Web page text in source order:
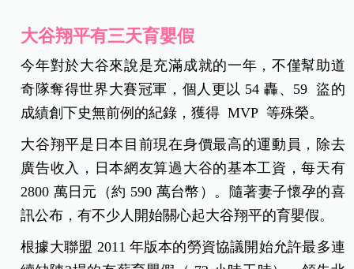
大谷翔平有三天育嬰假
今年對於大谷來說是充滿成就的一年，不僅幫助道
奇隊奪得世界大賽冠軍，個人更以 54 轟、59 盜的
成績創下史無前例的紀錄，獲得 MVP 等殊榮。
大谷翔平是日本目前現在身價最高的運動員，除去
廣告收入，日本網友算過大谷的基本工資，每天有
2800 萬日元（約 590 萬台幣）。隨著妻子懷孕的喜
訊公布，有不少人開始關心起大谷翔平的育嬰假。
根據大聯盟 2011 年版本的勞資協議開始允許最多連